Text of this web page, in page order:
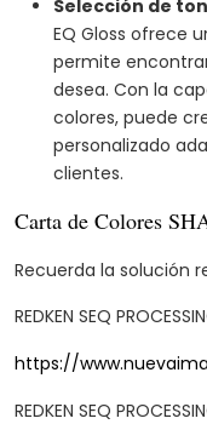
Selección de
EQ Gloss ofrece
permite
desea. Con la
colores, puede
personalizado
clientes.
Carta de Colores
Recuerda la solución
REDKEN SEQ
https://
REDKEN SEQ